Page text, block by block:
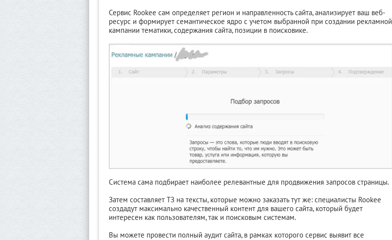
Сервис Rookee сам определяет регион и направленность сайта, анализирует ваш веб-
ресурс и формирует семантическое ядро с учетом выбранной при создании рекламной
кампании тематики, содержания сайта, позиции в поисковике.
Система сама подбирает наиболее релевантные для продвижения запросов страницы.
Затем составляет ТЗ на тексты, которые можно заказать тут же: специалисты Rookee
создадут максимально качественный контент для вашего сайта, который будет
интересен как пользователям, так и поисковым системам.
Вы можете провести полный аудит сайта, в рамках которого сервис выявит все